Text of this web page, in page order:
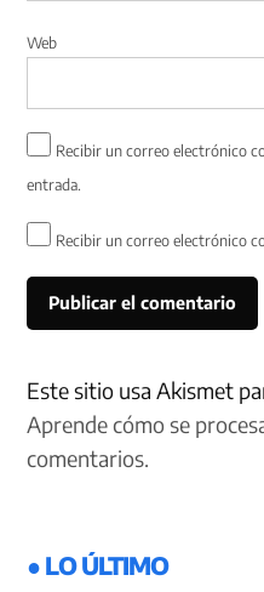
Web
Recibir un correo electrónico
entrada.
Recibir un correo electrónico
Este sitio usa Akismet
Aprende cómo se
comentarios.
● LO ÚLTIMO